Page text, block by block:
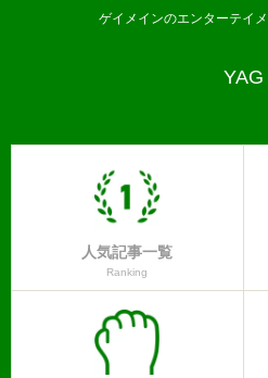
ゲイメインのエンターテイ
YAG
人気記事一覧
Ranking